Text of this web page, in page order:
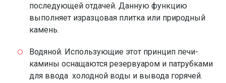
последующей отдачей. Данную функцию
выполняет изразцовая плитка или природный
камень.
Водяной. Использующие этот принцип печи-
камины оснащаются резервуаром и патрубками
для ввода холодной воды и вывода горячей.